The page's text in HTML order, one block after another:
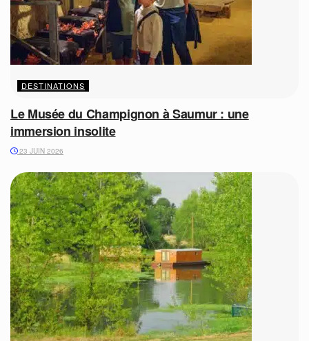
DESTINATIONS
Le Musée du Champignon à Saumur : une
immersion insolite
23 JUIN 2026